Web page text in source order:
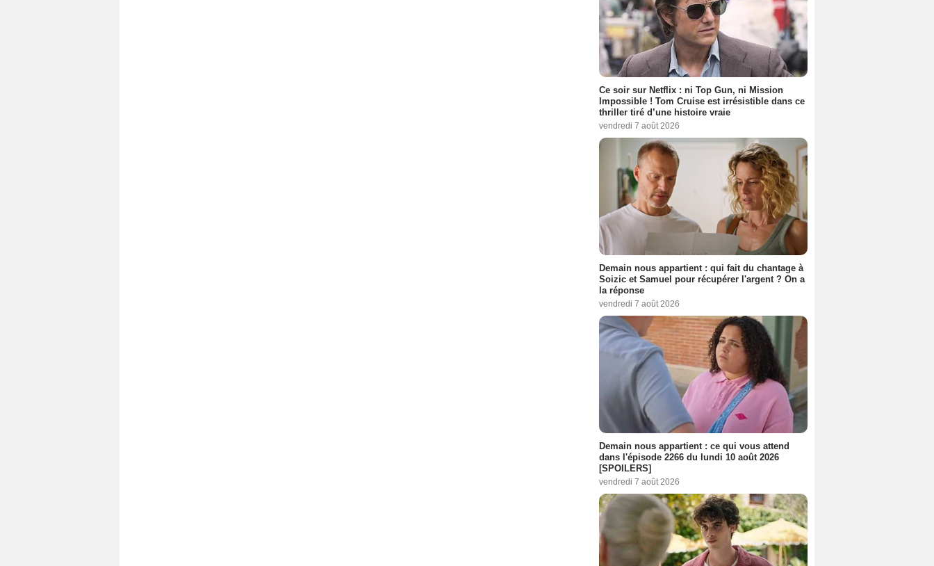
Ce soir sur Netflix : ni Top Gun, ni Mission
Impossible ! Tom Cruise est irrésistible dans ce
thriller tiré d’une histoire vraie
vendredi 7 août 2026
Demain nous appartient : qui fait du chantage à
Soizic et Samuel pour récupérer l'argent ? On a
la réponse
vendredi 7 août 2026
Demain nous appartient : ce qui vous attend
dans l'épisode 2266 du lundi 10 août 2026
[SPOILERS]
vendredi 7 août 2026